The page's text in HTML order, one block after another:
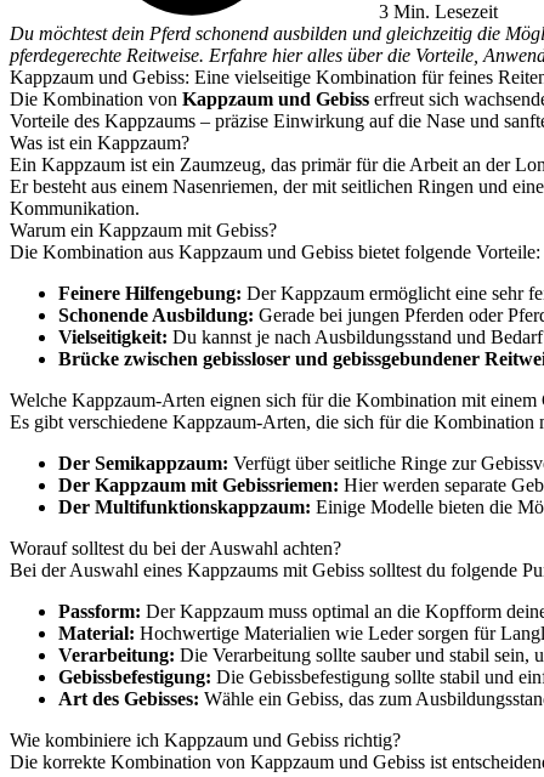
3 Min. Lesezeit
Du möchtest dein Pferd schonend ausbilden und gleichzeitig die
pferdegerechte Reitweise. Erfahre hier alles über die Vorteile,
Kappzaum und Gebiss: Eine vielseitige Kombination für feines
Die Kombination von Kappzaum und Gebiss erfreut sich
Vorteile des Kappzaums – präzise Einwirkung auf die Nase und
Was ist ein Kappzaum?
Ein Kappzaum ist ein Zaumzeug, das primär für die Arbeit an der
Er besteht aus einem Nasenriemen, der mit seitlichen Ringen und
Kommunikation.
Warum ein Kappzaum mit Gebiss?
Die Kombination aus Kappzaum und Gebiss bietet folgende Vorteile:
Feinere Hilfengebung: Der Kappzaum ermöglicht eine sehr
Schonende Ausbildung: Gerade bei jungen Pferden oder
Vielseitigkeit: Du kannst je nach Ausbildungsstand und
Brücke zwischen gebissloser und gebissgebundener
Welche Kappzaum-Arten eignen sich für die Kombination mit einem
Es gibt verschiedene Kappzaum-Arten, die sich für die Kombination
Der Semikappzaum: Verfügt über seitliche Ringe zur
Der Kappzaum mit Gebissriemen: Hier werden separate
Der Multifunktionskappzaum: Einige Modelle bieten die
Worauf solltest du bei der Auswahl achten?
Bei der Auswahl eines Kappzaums mit Gebiss solltest du folgende
Passform: Der Kappzaum muss optimal an die Kopfform
Material: Hochwertige Materialien wie Leder sorgen für
Verarbeitung: Die Verarbeitung sollte sauber und stabil sein,
Gebissbefestigung: Die Gebissbefestigung sollte stabil und
Art des Gebisses: Wähle ein Gebiss, das zum
Wie kombiniere ich Kappzaum und Gebiss richtig?
Die korrekte Kombination von Kappzaum und Gebiss ist